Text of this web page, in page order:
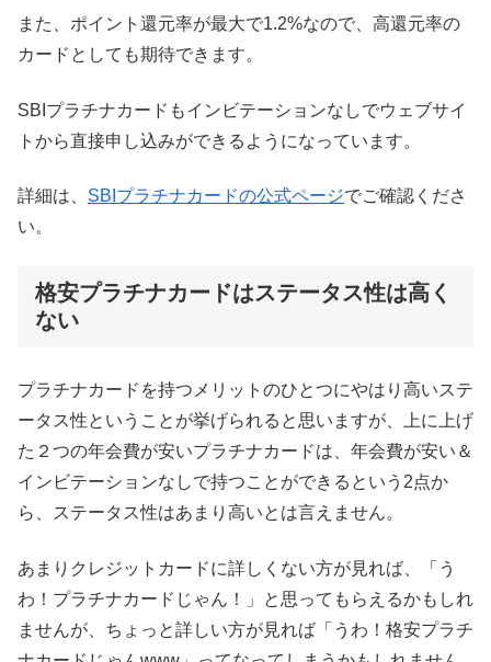
また、ポイント還元率が最大で1.2%なので、高還元率の
カードとしても期待できます。
SBIプラチナカードもインビテーションなしでウェブサイ
トから直接申し込みができるようになっています。
詳細は、 SBIプラチナカードの公式ページでご確認くださ
い。
格安プラチナカードはステータス性は高く
ない
プラチナカードを持つメリットのひとつにやはり高いステ
ータス性ということが挙げられると思いますが、上に上げ
た２つの年会費が安いプラチナカードは、年会費が安い＆
インビテーションなしで持つことができるという2点か
ら、ステータス性はあまり高いとは言えません。
あまりクレジットカードに詳しくない方が見れば、「う
わ！プラチナカードじゃん！」と思ってもらえるかもしれ
ませんが、ちょっと詳しい方が見れば「うわ！格安プラチ